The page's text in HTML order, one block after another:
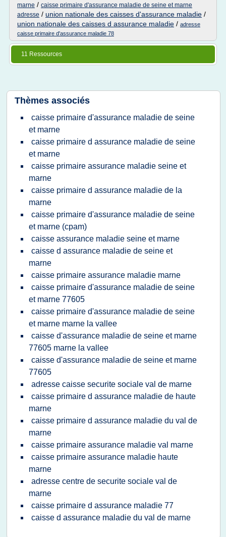
marne / caisse primaire d'assurance maladie de seine et marne
adresse / union nationale des caisses d'assurance maladie /
union nationale des caisses d assurance maladie / adresse
caisse primaire d'assurance maladie 78
11 Ressources
Thèmes associés
caisse primaire d'assurance maladie de seine
et marne
caisse primaire d assurance maladie de seine
et marne
caisse primaire assurance maladie seine et
marne
caisse primaire d assurance maladie de la
marne
caisse primaire d'assurance maladie de seine
et marne (cpam)
caisse assurance maladie seine et marne
caisse d assurance maladie de seine et
marne
caisse primaire assurance maladie marne
caisse primaire d'assurance maladie de seine
et marne 77605
caisse primaire d'assurance maladie de seine
et marne marne la vallee
caisse d'assurance maladie de seine et marne
77605 marne la vallee
caisse d'assurance maladie de seine et marne
77605
adresse caisse securite sociale val de marne
caisse primaire d assurance maladie de haute
marne
caisse primaire d assurance maladie du val de
marne
caisse primaire assurance maladie val marne
caisse primaire assurance maladie haute
marne
adresse centre de securite sociale val de
marne
caisse primaire d assurance maladie 77
caisse d assurance maladie du val de marne